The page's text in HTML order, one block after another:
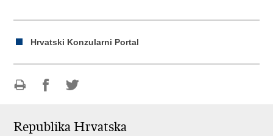
Hrvatski Konzularni Portal
Facebooku
Twitteru
Republika Hrvatska